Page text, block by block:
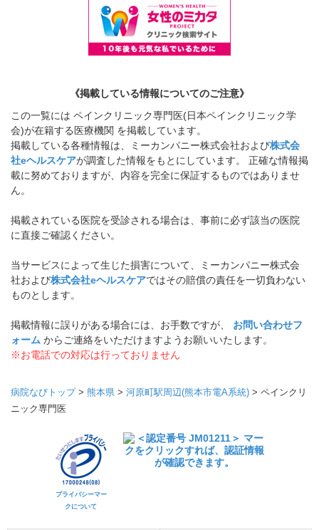
《掲載している情報についてのご注意》
この一覧には ペインクリニック専門医(日本ペインクリニック学
会)が在籍する医療機関 を掲載しています。
掲載している各種情報は、ミーカンパニー株式会社および株式会
社eヘルスケアが調査した情報をもとにしています。 正確な情報掲
載に努めておりますが、内容を完全に保証するものではありませ
ん。
掲載されている医院を受診される場合は、事前に必ず該当の医院
に直接ご確認ください。
当サービスによって生じた損害について、ミーカンパニー株式会
社および株式会社eヘルスケアではその賠償の責任を一切負わない
ものとします。
掲載情報に誤りがある場合には、お手数ですが、 お問い合わせフ
ォーム からご連絡をいただけますようお願いいたします。
※お電話での対応は行っておりません
病院なびトップ> 熊本県 > 河原町駅周辺(熊本市電A系統) > ペインクリ
ニック専門医
プライバシーマー
クについて